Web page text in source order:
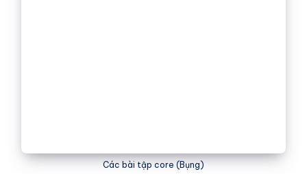
Các bài tập core (Bụng)